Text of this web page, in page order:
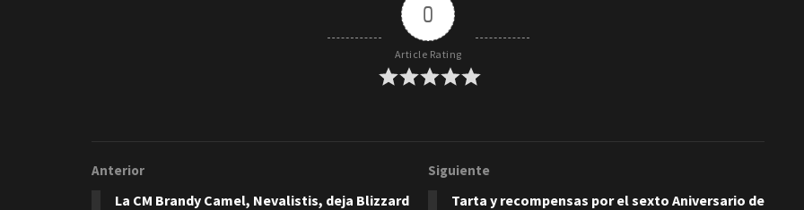
0
Article Rating
Anterior
La CM Brandy Camel, Nevalistis, deja Blizzard
Siguiente
Tarta y recompensas por el sexto Aniversario de